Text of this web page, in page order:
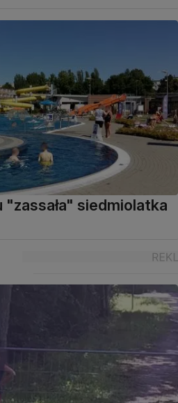
"zassała" siedmiolatka